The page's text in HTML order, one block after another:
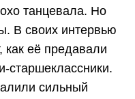
танцевала. Но
В своих интервью
как её предавали
старшеклассники.
сильный